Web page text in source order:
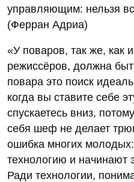
управляющим: нельзя
(Ферран Адриа)
«У поваров, так же, как
режиссёров, должна
повара это поиск
когда вы ставите себе
спускаетесь вниз,
себя шеф не делает
ошибка многих
технологию и начинают
Ради технологии,